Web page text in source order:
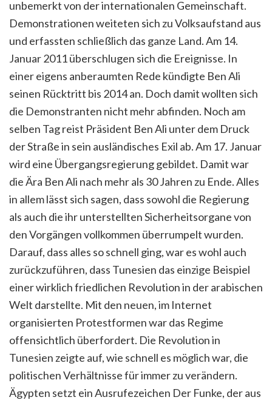
unbemerkt von der internationalen Gemeinschaft.
Demonstrationen weiteten sich zu Volksaufstand aus
und erfassten schließlich das ganze Land. Am 14.
Januar 2011 überschlugen sich die Ereignisse. In
einer eigens anberaumten Rede kündigte Ben Ali
seinen Rücktritt bis 2014 an. Doch damit wollten sich
die Demonstranten nicht mehr abfinden. Noch am
selben Tag reist Präsident Ben Ali unter dem Druck
der Straße in sein ausländisches Exil ab. Am 17. Januar
wird eine Übergangsregierung gebildet. Damit war
die Ära Ben Ali nach mehr als 30 Jahren zu Ende. Alles
in allem lässt sich sagen, dass sowohl die Regierung
als auch die ihr unterstellten Sicherheitsorgane von
den Vorgängen vollkommen überrumpelt wurden.
Darauf, dass alles so schnell ging, war es wohl auch
zurückzuführen, dass Tunesien das einzige Beispiel
einer wirklich friedlichen Revolution in der arabischen
Welt darstellte. Mit den neuen, im Internet
organisierten Protestformen war das Regime
offensichtlich überfordert. Die Revolution in
Tunesien zeigte auf, wie schnell es möglich war, die
politischen Verhältnisse für immer zu verändern.
Ägypten setzt ein Ausrufezeichen Der Funke, der aus